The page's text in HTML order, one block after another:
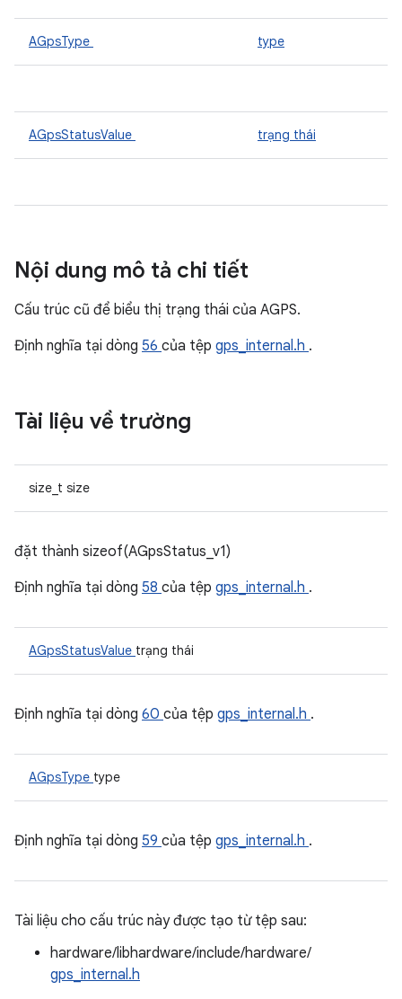
AGpsType type
AGpsStatusValue trạng thái
Nội dung mô tả chi tiết
Cấu trúc cũ để biểu thị trạng thái của AGPS.
Định nghĩa tại dòng 56 của tệp gps_internal.h .
Tài liệu về trường
size_t size
đặt thành sizeof(AGpsStatus_v1)
Định nghĩa tại dòng 58 của tệp gps_internal.h .
AGpsStatusValue trạng thái
Định nghĩa tại dòng 60 của tệp gps_internal.h .
AGpsType type
Định nghĩa tại dòng 59 của tệp gps_internal.h .
Tài liệu cho cấu trúc này được tạo từ tệp sau:
hardware/libhardware/include/hardware/
gps_internal.h